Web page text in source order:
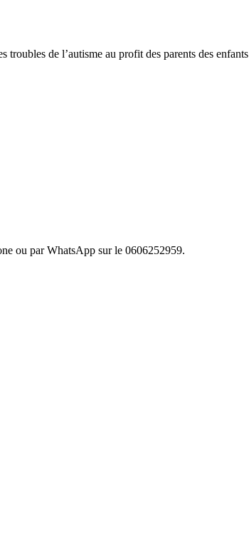
de l’autisme au profit des parents des
ou par WhatsApp sur le 0606252959.